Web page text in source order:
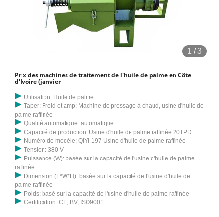
1 /3
Prix des machines de traitement de l'huile de palme en Côte
d'Ivoire (janvier
Utilisation: Huile de palme
Taper: Froid et amp; Machine de pressage à chaud, usine d'huile de
palme raffinée
Qualité automatique: automatique
Capacité de production: Usine d'huile de palme raffinée 20TPD
Numéro de modèle: QIYI-197 Usine d'huile de palme raffinée
Tension: 380 V
Puissance (W): basée sur la capacité de l'usine d'huile de palme
raffinée
Dimension (L*W*H): basée sur la capacité de l'usine d'huile de
palme raffinée
Poids: basé sur la capacité de l'usine d'huile de palme raffinée
Certification: CE, BV, ISO9001